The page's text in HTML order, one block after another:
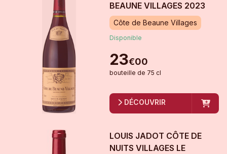
BEAUNE VILLAGES 2023
Côte de Beaune Villages
Disponible
23€00
bouteille de 75 cl
DÉCOUVRIR
LOUIS JADOT CÔTE DE
NUITS VILLAGES LE